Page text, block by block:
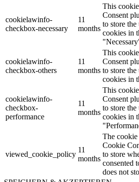
cookielawinfo-
checkbox-necessary
11
months
This
Consent
to store the
cookies in
cookielawinfo-
checkbox-others
11
months
This
Consent
to store the
cookies in
cookielawinfo-
checkbox-
performance
11
months
This
Consent
to store the
cookies in
viewed_cookie_policy
11
months
The cookie
Cookie
to store
consented
does not